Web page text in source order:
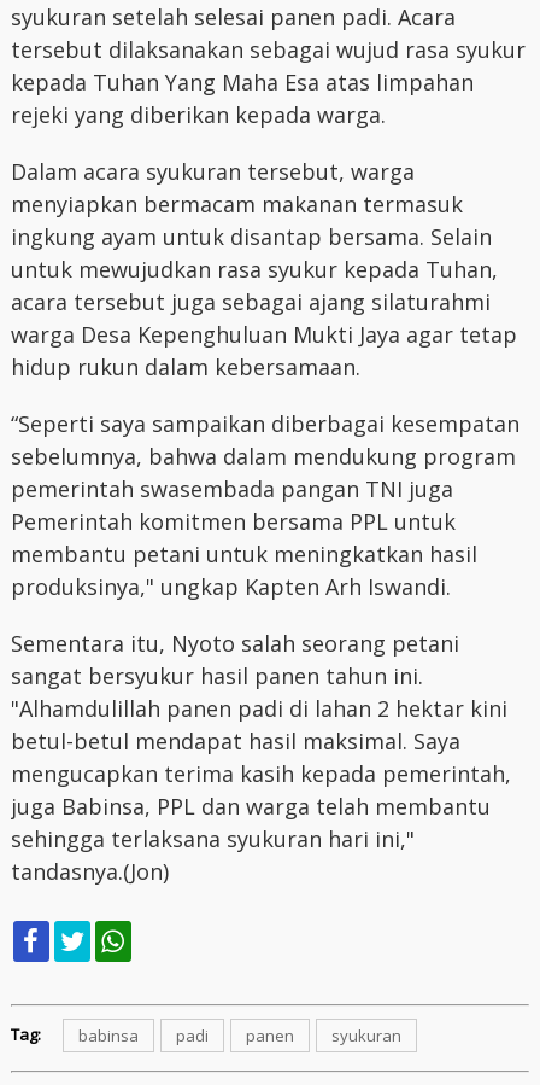
syukuran setelah selesai panen padi. Acara
tersebut dilaksanakan sebagai wujud rasa syukur
kepada Tuhan Yang Maha Esa atas limpahan
rejeki yang diberikan kepada warga.
Dalam acara syukuran tersebut, warga
menyiapkan bermacam makanan termasuk
ingkung ayam untuk disantap bersama. Selain
untuk mewujudkan rasa syukur kepada Tuhan,
acara tersebut juga sebagai ajang silaturahmi
warga Desa Kepenghuluan Mukti Jaya agar tetap
hidup rukun dalam kebersamaan.
“Seperti saya sampaikan diberbagai kesempatan
sebelumnya, bahwa dalam mendukung program
pemerintah swasembada pangan TNI juga
Pemerintah komitmen bersama PPL untuk
membantu petani untuk meningkatkan hasil
produksinya," ungkap Kapten Arh Iswandi.
Sementara itu, Nyoto salah seorang petani
sangat bersyukur hasil panen tahun ini.
"Alhamdulillah panen padi di lahan 2 hektar kini
betul-betul mendapat hasil maksimal. Saya
mengucapkan terima kasih kepada pemerintah,
juga Babinsa, PPL dan warga telah membantu
sehingga terlaksana syukuran hari ini,"
tandasnya.(Jon)
Tag: babinsa padi panen syukuran